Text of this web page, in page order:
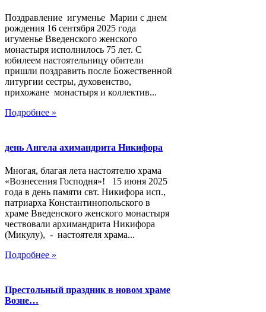
Поздравление игуменье Марии с днем
рождения 16 сентября 2025 года
игуменье Введенского женского
монастыря исполнилось 75 лет. С
юбилеем настоятельницу обители
пришли поздравить после Божественной
литургии сестры, духовенство,
прихожане монастыря и коллектив...
Подробнее »
день Ангела ахимандрита Никифора
Многая, благая лета настоятелю храма
«Вознесения Господня»! 15 июня 2025
года в день памяти свт. Никифора исп.,
патриарха Константинопольского в
храме Введенского женского монастыря
чествовали архимандрита Никифора
(Микулу), - настоятеля храма...
Подробнее »
Престольный праздник в новом храме
Возне…